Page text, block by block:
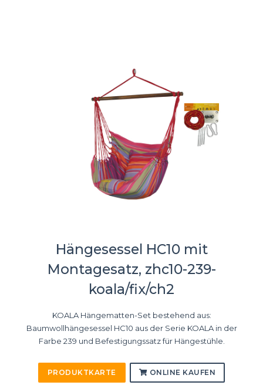
Hängesessel HC10 mit
Montagesatz, zhc10-239-
koala/fix/ch2
KOALA Hängematten-Set bestehend aus:
Baumwollhängesessel HC10 aus der Serie KOALA in der
Farbe 239 und Befestigungssatz für Hängestühle.
PRODUKTKARTE ONLINE KAUFEN